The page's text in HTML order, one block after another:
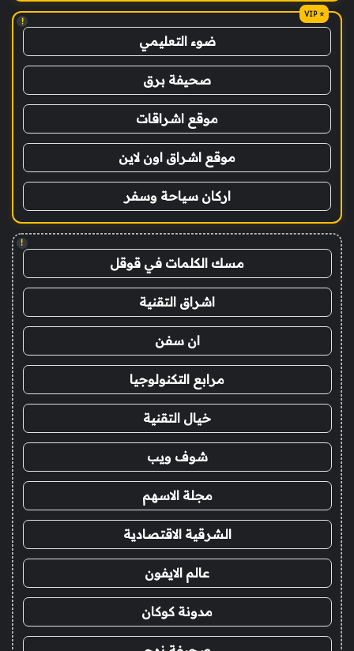
!
ضوء التعليمي
صحيفة برق
موقع اشراقات
موقع اشراق اون لاين
اركان سياحة وسفر
!
مسك الكلمات في قوقل
اشراق التقنية
ان سفن
مرابع التكنولوجيا
خيال التقنية
شوف ويب
مجلة الاسهم
الشرقية الاقتصادية
عالم الايفون
مدونة كوكان